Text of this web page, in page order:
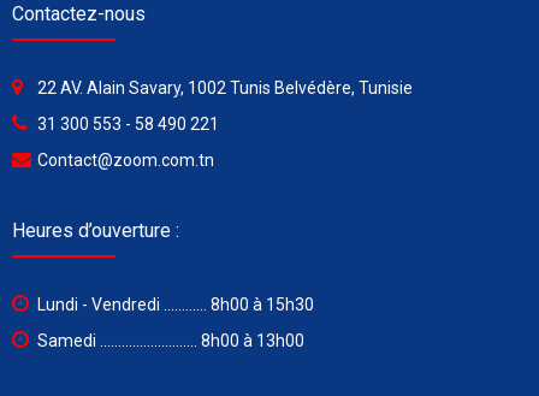
Contactez-nous
22 AV. Alain Savary, 1002 Tunis Belvédère, Tunisie
31 300 553 - 58 490 221
Contact@zoom.com.tn
Heures d’ouverture :
Lundi - Vendredi ............ 8h00 à 15h30
Samedi ........................... 8h00 à 13h00